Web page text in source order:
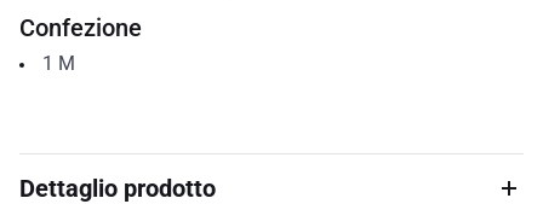
Confezione
1 M
Dettaglio prodotto